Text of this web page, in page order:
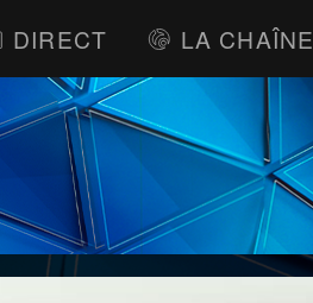
DIRECT LA CHAÎNE